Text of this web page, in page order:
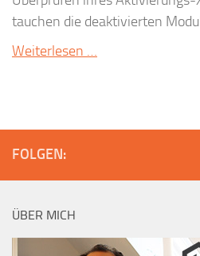
tauchen die deaktivierten
Weiterlesen …
FOLGEN:
ÜBER MICH